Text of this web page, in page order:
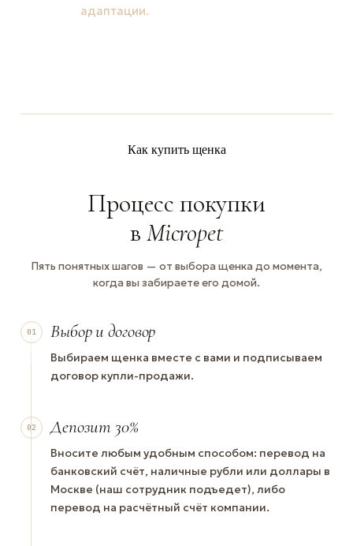
адаптации.
Как купить щенка
Процесс покупки
в Micropet
Пять понятных шагов — от выбора щенка до момента,
когда вы забираете его домой.
01 Выбор и договор
Выбираем щенка вместе с вами и подписываем
договор купли-продажи.
02 Депозит 30%
Вносите любым удобным способом: перевод на
банковский счёт, наличные рубли или доллары в
Москве (наш сотрудник подъедет), либо
перевод на расчётный счёт компании.